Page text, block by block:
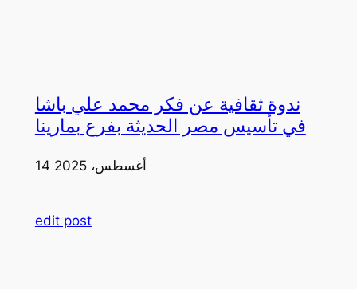
ندوة ثقافية عن فكر محمد علي باشا
في تأسيس مصر الحديثة بفرع بمارينا
14 أغسطس، 2025
edit post